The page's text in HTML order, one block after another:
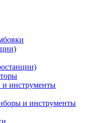
инструменты
и инструменты